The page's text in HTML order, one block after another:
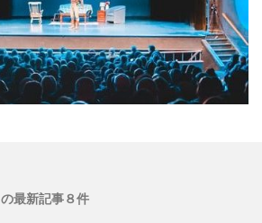
の最新記事８件